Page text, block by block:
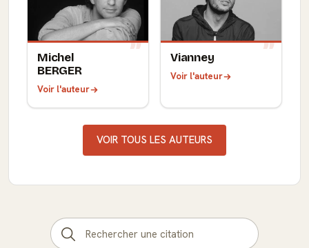
Michel
BERGER
Voir l'auteur
Vianney
Voir l'auteur
VOIR TOUS LES AUTEURS